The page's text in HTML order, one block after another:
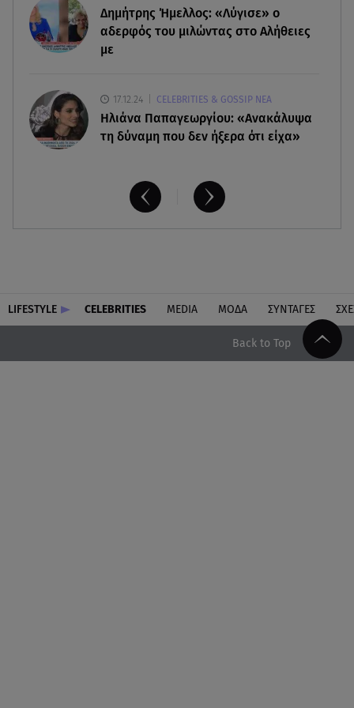
Τουρισμός για Όλους 2026-2027: Ποια ΑΦΜ
κάνουν σήμερα αίτηση
Δημήτρης Ήμελλος: «Λύγισε» ο
αδερφός του μιλώντας στο Αλήθειες
με
17.12.24 CELEBRITIES & GOSSIP ΝΕΑ
Ηλιάνα Παπαγεωργίου: «Ανακάλυψα
τη δύναμη που δεν ήξερα ότι είχα»
LIFESTYLE CELEBRITIES MEDIA ΜΟΔΑ ΣΥΝΤΑΓΕΣ
Back to Top